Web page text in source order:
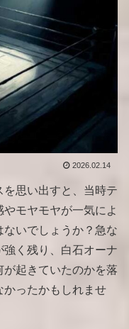
2026.02.14
思い出すと、当時テ
モヤモヤが一気によ
いでしょうか？急な
く残り、白石オーナ
起きていたのかを落
かったかもしれませ